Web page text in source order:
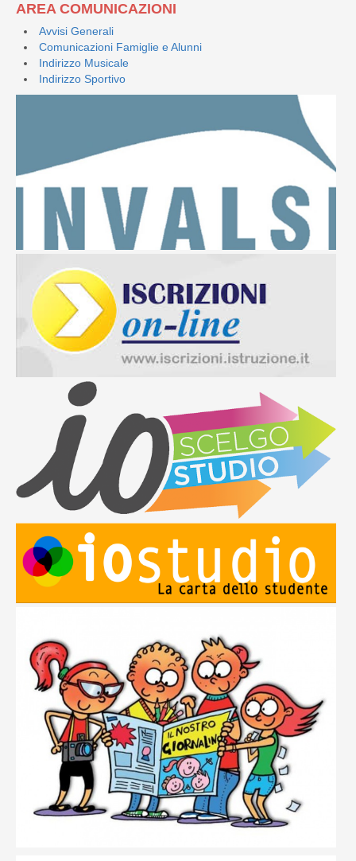
AREA COMUNICAZIONI
Avvisi Generali
Comunicazioni Famiglie e Alunni
Indirizzo Musicale
Indirizzo Sportivo